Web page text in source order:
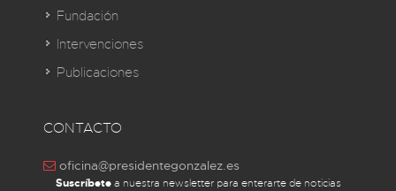
Fundación
Intervenciones
Publicaciones
CONTACTO
oficina@presidentegonzalez.es
Suscríbetea nuestra newsletter para enterarte de noticias